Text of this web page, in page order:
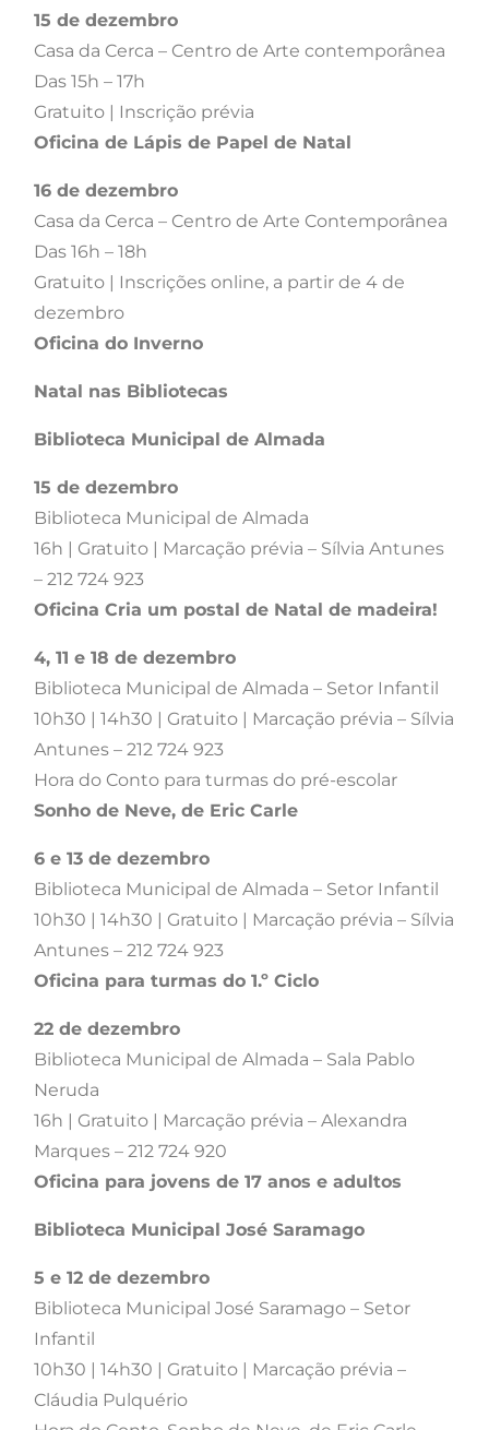
15 de dezembro
Casa da Cerca – Centro de Arte contemporânea
Das 15h – 17h
Gratuito | Inscrição prévia
Oficina de Lápis de Papel de Natal
16 de dezembro
Casa da Cerca – Centro de Arte Contemporânea
Das 16h – 18h
Gratuito | Inscrições online, a partir de 4 de
dezembro
Oficina do Inverno
Natal nas Bibliotecas
Biblioteca Municipal de Almada
15 de dezembro
Biblioteca Municipal de Almada
16h | Gratuito | Marcação prévia – Sílvia Antunes
– 212 724 923
Oficina Cria um postal de Natal de madeira!
4, 11 e 18 de dezembro
Biblioteca Municipal de Almada – Setor Infantil
10h30 | 14h30 | Gratuito | Marcação prévia – Sílvia
Antunes – 212 724 923
Hora do Conto para turmas do pré-escolar
Sonho de Neve, de Eric Carle
6 e 13 de dezembro
Biblioteca Municipal de Almada – Setor Infantil
10h30 | 14h30 | Gratuito | Marcação prévia – Sílvia
Antunes – 212 724 923
Oficina para turmas do 1.º Ciclo
22 de dezembro
Biblioteca Municipal de Almada – Sala Pablo
Neruda
16h | Gratuito | Marcação prévia – Alexandra
Marques – 212 724 920
Oficina para jovens de 17 anos e adultos
Biblioteca Municipal José Saramago
5 e 12 de dezembro
Biblioteca Municipal José Saramago – Setor
Infantil
10h30 | 14h30 | Gratuito | Marcação prévia –
Cláudia Pulquério